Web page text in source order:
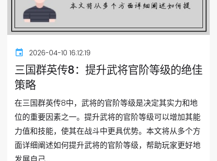
2026-04-10 16:12:19
三国群英传8：提升武将官阶等级的绝佳
策略
在三国群英传8中，武将的官阶等级是决定其实力和地
位的重要因素之一。提升武将的官阶等级可以增加其能
力值和技能，使其在战斗中更具优势。本文将从多个方
面详细阐述如何提升武将的官阶等级，帮助玩家更好地